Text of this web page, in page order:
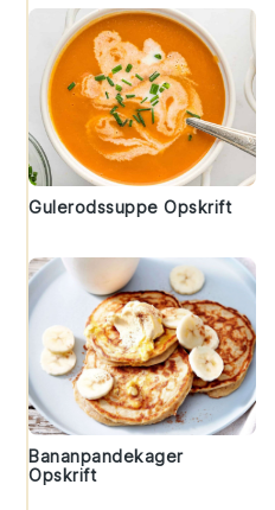
Gulerodssuppe Opskrift
Bananpandekager
Opskrift